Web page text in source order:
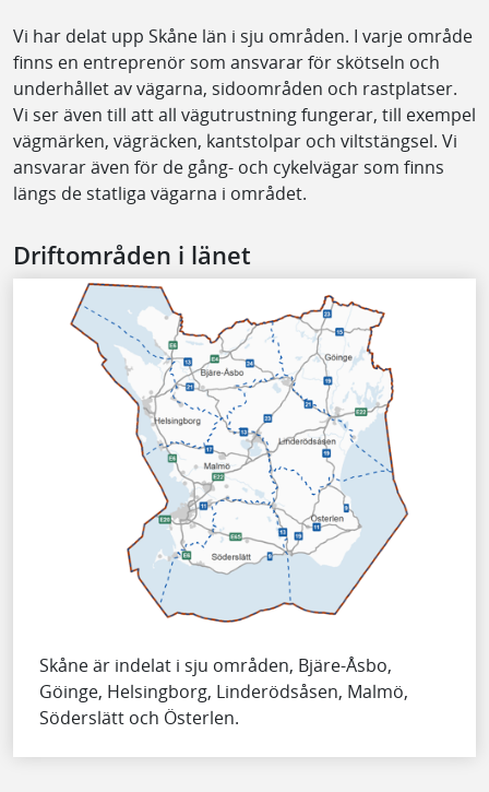
Vi har delat upp Skåne län i sju områden. I varje område
finns en entreprenör som ansvarar för skötseln och
underhållet av vägarna, sidoområden och rastplatser.
Vi ser även till att all vägutrustning fungerar, till exempel
vägmärken, vägräcken, kantstolpar och viltstängsel. Vi
ansvarar även för de gång- och cykelvägar som finns
längs de statliga vägarna i området.
Driftområden i länet
Skåne är indelat i sju områden, Bjäre-Åsbo,
Göinge, Helsingborg, Linderödsåsen, Malmö,
Söderslätt och Österlen.